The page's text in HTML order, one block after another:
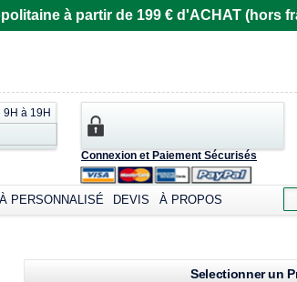
à partir de 199 € d'ACHAT (hors
Connexion et Paiement Sécurisés
à 19H
PERSONNALISÉ DEVIS À PROPOS
Selectionner un